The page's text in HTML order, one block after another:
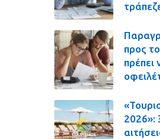
προς
πρέπει
2026»: